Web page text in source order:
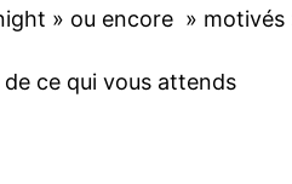
» ou encore » motivés
ce qui vous attends